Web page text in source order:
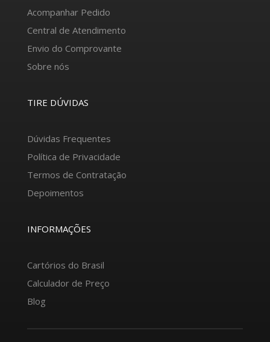
Acompanhar Pedido
Central de Atendimento
Envio do Comprovante
Sobre nós
TIRE DÚVIDAS
Dúvidas Frequentes
Política de Privacidade
Termos de Contratação
Depoimentos
INFORMAÇÕES
Cartórios do Brasil
Calculador de Preço
Blog